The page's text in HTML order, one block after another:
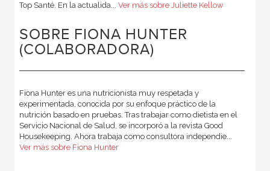
Top Santé. En la actualida... Ver más sobre Juliette Kellow
SOBRE FIONA HUNTER
(COLABORADORA)
Fiona Hunter es una nutricionista muy respetada y
experimentada, conocida por su enfoque práctico de la
nutrición basado en pruebas. Tras trabajar como dietista en el
Servicio Nacional de Salud, se incorporó a la revista Good
Housekeeping. Ahora trabaja como consultora independie...
Ver más sobre Fiona Hunter